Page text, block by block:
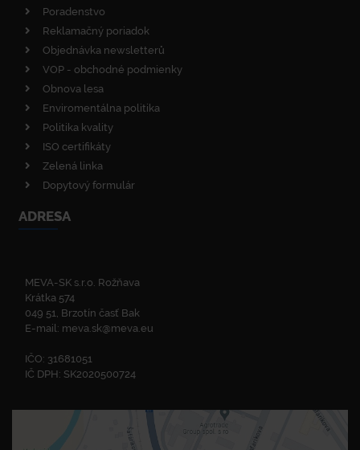
Poradenstvo
Reklamačný poriadok
Objednávka newsletterů
VOP - obchodné podmienky
Obnova lesa
Enviromentálna politika
Politika kvality
ISO certifikáty
Zelená linka
Dopytový formulár
ADRESA
MEVA-SK s.r.o. Rožňava
Krátka 574
049 51, Brzotín časť Bak
E-mail: meva.sk@meva.eu
IČO: 31681051
IČ DPH: SK2020500724